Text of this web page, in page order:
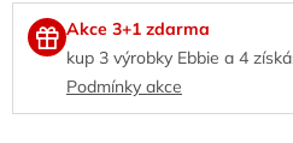
Akce 3+1 zdarma
kup 3 výrobky Ebbie a 4
Podmínky akce